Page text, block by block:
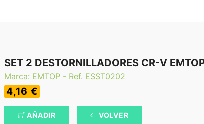
SET 2 DESTORNILLADORES CR-V
Marca: EMTOP - Ref. ESST0202
4,16 €
AÑADIR VOLVER